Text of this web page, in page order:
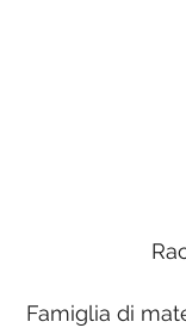
Famiglia di